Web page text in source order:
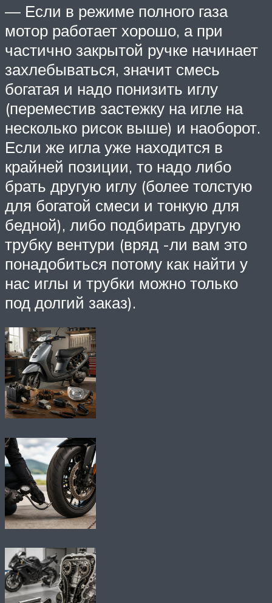
— Если в режиме полного газа
мотор работает хорошо, а при
частично закрытой ручке начинает
захлебываться, значит смесь
богатая и надо понизить иглу
(переместив застежку на игле на
несколько рисок выше) и наоборот.
Если же игла уже находится в
крайней позиции, то надо либо
брать другую иглу (более толстую
для богатой смеси и тонкую для
бедной), либо подбирать другую
трубку вентури (вряд -ли вам это
понадобиться потому как найти у
нас иглы и трубки можно только
под долгий заказ).